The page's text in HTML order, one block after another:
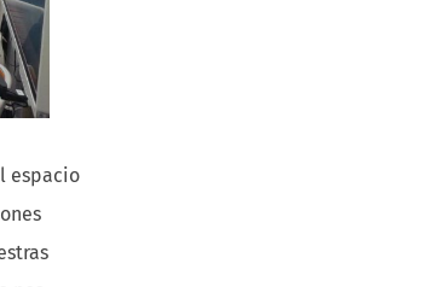
espacio